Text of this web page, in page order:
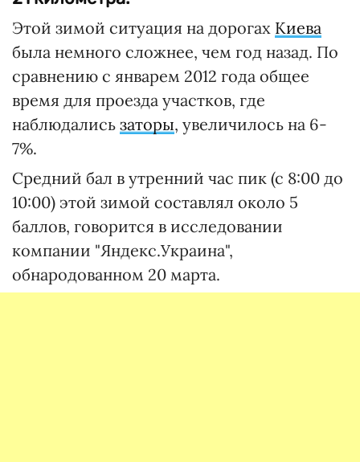
Этой зимой ситуация на дорогах Киева
была немного сложнее, чем год назад. По
сравнению с январем 2012 года общее
время для проезда участков, где
наблюдались заторы, увеличилось на 6-
7%.
Средний бал в утренний час пик (с 8:00 до
10:00) этой зимой составлял около 5
баллов, говорится в исследовании
компании "Яндекс.Украина",
обнародованном 20 марта.